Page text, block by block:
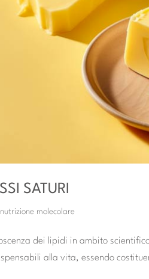
SATURI
molecolare
dei lipidi in ambito
alla vita, essendo